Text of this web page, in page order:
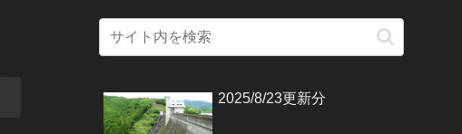
2025/8/23更新分